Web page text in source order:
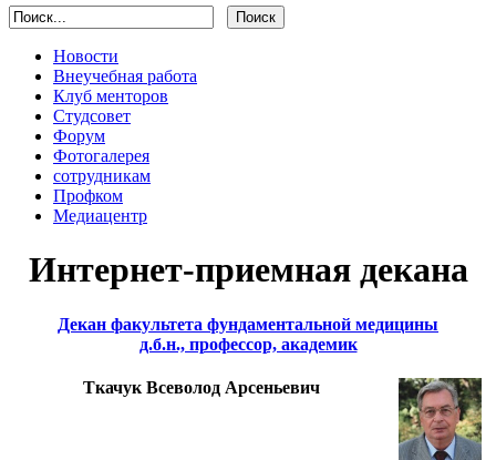
Новости
Внеучебная работа
Клуб менторов
Студсовет
Форум
Фотогалерея
сотрудникам
Профком
Медиацентр
Интернет-приемная декана
Декан факультета фундаментальной медицины
д.б.н., профессор, академик
Ткачук Всеволод Арсеньевич